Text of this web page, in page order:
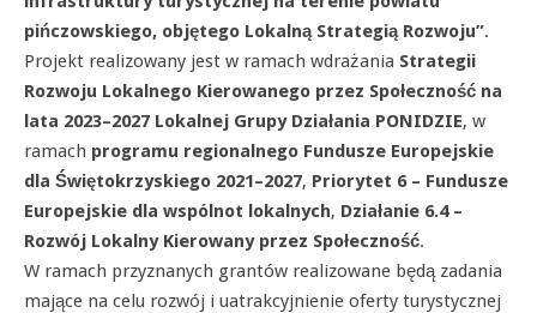
pińczowskiego, objętego Lokalną Strategią Rozwoju”.
Projekt realizowany jest w ramach wdrażania Strategii
Rozwoju Lokalnego Kierowanego przez Społeczność na
lata 2023–2027 Lokalnej Grupy Działania PONIDZIE, w
ramach programu regionalnego Fundusze Europejskie
dla Świętokrzyskiego 2021–2027, Priorytet 6 – Fundusze
Europejskie dla wspólnot lokalnych, Działanie 6.4 –
Rozwój Lokalny Kierowany przez Społeczność.
W ramach przyznanych grantów realizowane będą zadania
mające na celu rozwój i uatrakcyjnienie oferty turystycznej